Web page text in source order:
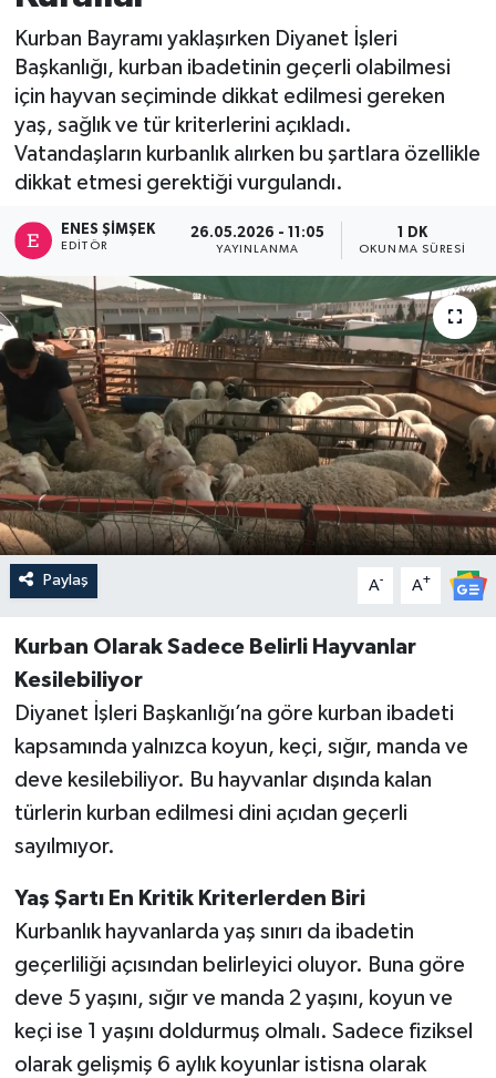
Kurban Bayramı yaklaşırken Diyanet İşleri
Başkanlığı, kurban ibadetinin geçerli olabilmesi
için hayvan seçiminde dikkat edilmesi gereken
yaş, sağlık ve tür kriterlerini açıkladı.
Vatandaşların kurbanlık alırken bu şartlara özellikle
dikkat etmesi gerektiği vurgulandı.
ENES ŞIMŞEK
EDITÖR
26.05.2026 - 11:05
YAYINLANMA
1 DK
OKUNMA SÜRESI
Paylaş A- A+
Kurban Olarak Sadece Belirli Hayvanlar
Kesilebiliyor
Diyanet İşleri Başkanlığı’na göre kurban ibadeti
kapsamında yalnızca koyun, keçi, sığır, manda ve
deve kesilebiliyor. Bu hayvanlar dışında kalan
türlerin kurban edilmesi dini açıdan geçerli
sayılmıyor.
Yaş Şartı En Kritik Kriterlerden Biri
Kurbanlık hayvanlarda yaş sınırı da ibadetin
geçerliliği açısından belirleyici oluyor. Buna göre
deve 5 yaşını, sığır ve manda 2 yaşını, koyun ve
keçi ise 1 yaşını doldurmuş olmalı. Sadece fiziksel
olarak gelişmiş 6 aylık koyunlar istisna olarak